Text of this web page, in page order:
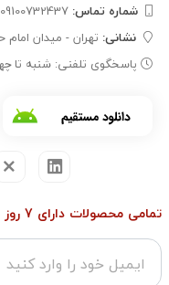
شماره تماس‌:
نشانی: تهران - میدان امام
پاسخگوی تلفنی: شنبه تا چهارشنبه 12~17 -
تمامی محصولات دارای 7 روز مهلت تست هستند.